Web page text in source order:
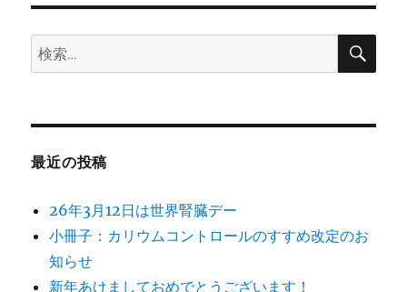
医
腎
方」
会
検
索:
検
最近の投稿
26年3月12日は世界腎臓デー
小冊子：カリウムコントロールのすすめ改定のお
知らせ
新年あけましておめでとうございます！